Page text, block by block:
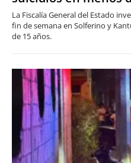
La Fiscalía General del Estado
fin de semana en Solferino y
de 15 años.